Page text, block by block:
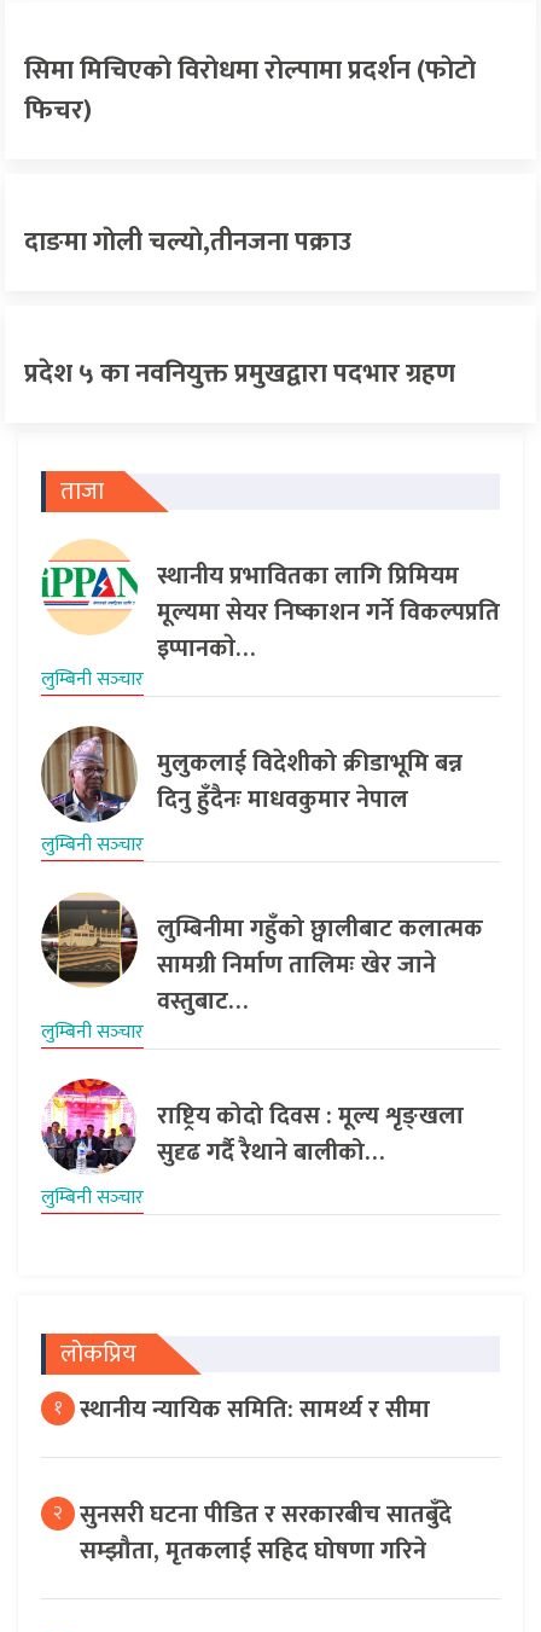
सिमा मिचिएकाे विराेधमा राेल्पामा प्रदर्शन (फाेटाे
फिचर)
दाङमा गाेली चल्याे,तीनजना पक्राउ
प्रदेश ५ का नवनियुक्त प्रमुखद्वारा पदभार ग्रहण
ताजा
स्थानीय प्रभावितका लागि प्रिमियम
मूल्यमा सेयर निष्काशन गर्ने विकल्पप्रति
इप्पानकाे…
लुम्बिनी सञ्‍चार
मुलुकलाई विदेशीको क्रीडाभूमि बन्न
दिनु हुँदैनः माधवकुमार नेपाल
लुम्बिनी सञ्‍चार
लुम्बिनीमा गहुँको छ्वालीबाट कलात्मक
सामग्री निर्माण तालिमः खेर जाने
वस्तुबाट…
लुम्बिनी सञ्‍चार
राष्ट्रिय कोदो दिवस : मूल्य शृङ्खला
सुदृढ गर्दै रैथाने बालीको…
लुम्बिनी सञ्‍चार
लोकप्रिय
१ स्थानीय न्यायिक समिति: सामर्थ्य र सीमा
२ सुनसरी घटना पीडित र सरकारबीच सातबुँदे
सम्झौता, मृतकलाई सहिद घोषणा गरिने